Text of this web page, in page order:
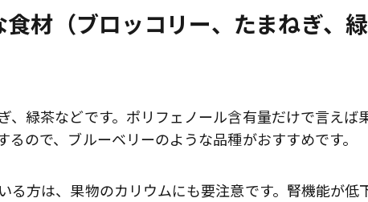
材（ブロッコリー、たまねぎ、緑
、緑茶などです。ポリフェノール含有量だけで言えば
ので、ブルーベリーのような品種がおすすめです。
る方は、果物のカリウムにも要注意です。腎機能が低
歌舞伎俳優・尾上右近が休息を過ご